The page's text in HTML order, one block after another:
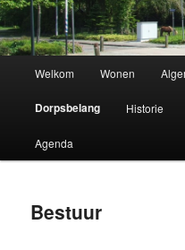
Spring
naar
de
Welkom Wonen
Dorpsbelang Historie
Agenda
Bestuur